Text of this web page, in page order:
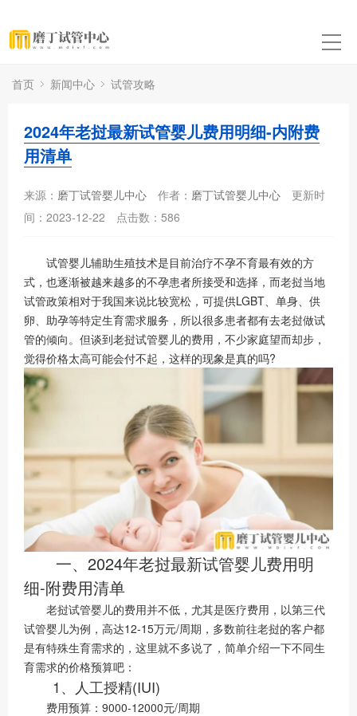
首页 新闻中心 试管攻略
2024年老挝最新试管婴儿费用明细-内附费
用清单
来源： 磨丁试管婴儿中心 作者： 磨丁试管婴儿中心
更新时
间：2023-12-22
点击数： 586
试管婴儿辅助生殖技术是目前治疗不孕不育最有效的方
式，也逐渐被越来越多的不孕患者所接受和选择，而老挝当地
试管政策相对于我国来说比较宽松，可提供LGBT、单身、供
卵、助孕等特定生育需求服务，所以很多患者都有去老挝做试
管的倾向。但谈到老挝试管婴儿的费用，不少家庭望而却步，
觉得价格太高可能会付不起，这样的现象是真的吗?
一、2024年老挝最新试管婴儿费用明
细-附费用清单
老挝试管婴儿的费用并不低，尤其是医疗费用，以第三代
试管婴儿为例，高达12-15万元/周期，多数前往老挝的客户都
是有特殊生育需求的，这里就不多说了，简单介绍一下不同生
育需求的价格预算吧：
1、人工授精(IUI)
费用预算：9000-12000元/周期